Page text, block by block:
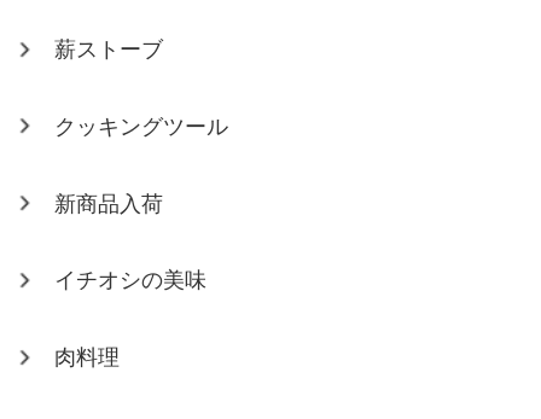
薪ストーブ
クッキングツール
新商品入荷
イチオシの美味
肉料理